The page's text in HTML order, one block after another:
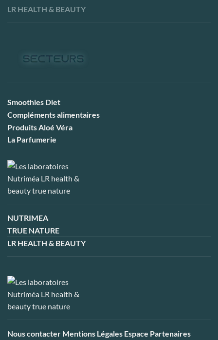
LR HEALTH & BEAUTY
Smoothies Diet
Compléments alimentaires
Produits Aloé Véra
La Parfumerie
NUTRIMEA
TRUE NATURE
LR HEALTH & BEAUTY
Nous contacter Mentions Légales Espace Partenaires